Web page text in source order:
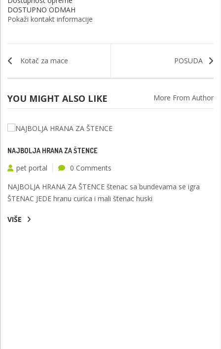
DOSTUPNO ODMAH
Pokaži kontakt informacije
Kotač za mace POSUDA
YOU MIGHT ALSO LIKE More From Author
NAJBOLJA HRANA ZA ŠTENCE
pet portal
0 Comments
NAJBOLJA HRANA ZA ŠTENCE štenac sa bundevama se igra
ŠTENAC JEDE hranu curica i mali štenac huski
VIŠE